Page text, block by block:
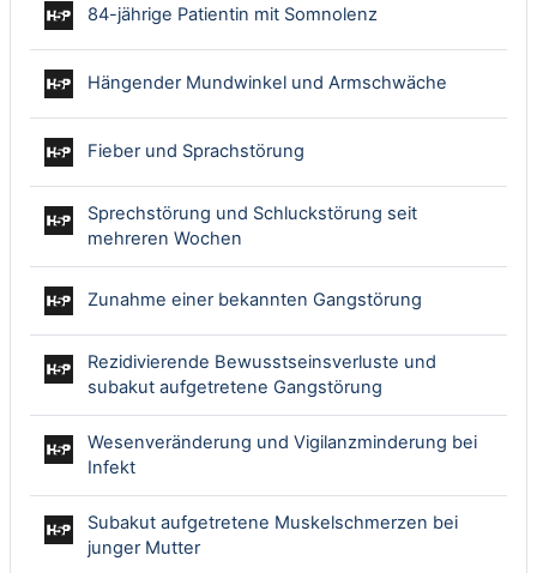
84-jährige Patientin mit Somnolenz
Hängender Mundwinkel und Armschwäche
Fieber und Sprachstörung
Sprechstörung und Schluckstörung seit
mehreren Wochen
Zunahme einer bekannten Gangstörung
Rezidivierende Bewusstseinsverluste und
subakut aufgetretene Gangstörung
Wesenveränderung und Vigilanzminderung bei
InfektInteraktiver Inhalt
Subakut aufgetretene Muskelschmerzen bei
junger MutterInteraktiver Inhalt